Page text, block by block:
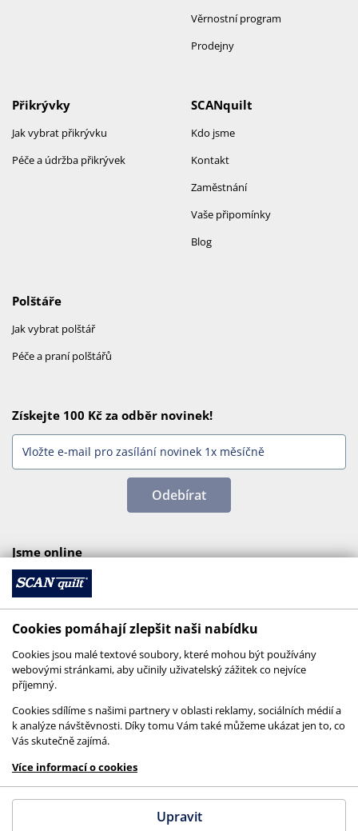
Věrnostní program
Prodejny
SCANquilt
Kdo jsme
Kontakt
Zaměstnání
Vaše připomínky
Blog
Přikrývky
Jak vybrat přikrývku
Péče a údržba přikrývek
Polštáře
Jak vybrat polštář
Péče a praní polštářů
Získejte 100 Kč za odběr novinek!
Odebírat
Jsme online
© 2026 SCANquilt - všechna práva vyhrazena
This site is protected by reCAPTCHA and the
GooglePrivacy PolicyandTerms of Serviceapply.
Cookies pomáhají zlepšit naši nabídku
Cookies jsou malé textové soubory, které mohou být používány
webovými stránkami, aby učinily uživatelský zážitek co nejvíce
příjemný.
Cookies sdílíme s našimi partnery v oblasti reklamy, sociálních médií a
k analýze návštěvnosti. Díky tomu Vám také můžeme ukázat jen to, co
Vás skutečně zajímá.
Více informací o cookies
Upravit